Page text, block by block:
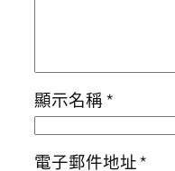
顯示名稱*
電子郵件地址*